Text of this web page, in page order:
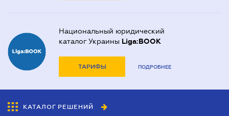
Национальный юридический
каталог Украины Liga:BOOK
ТАРИФЫ ПОДРОБНЕЕ
КАТАЛОГ РЕШЕНИЙ